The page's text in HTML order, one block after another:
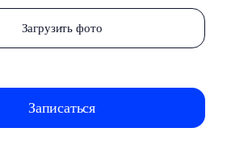
Загрузить фото